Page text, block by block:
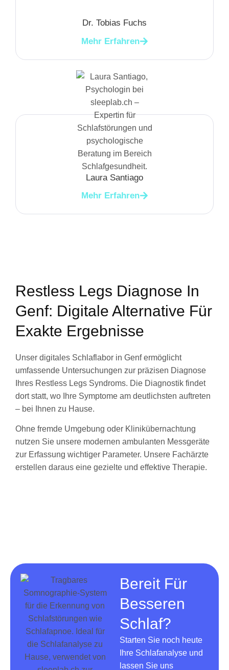
Dr. Tobias Fuchs
Mehr Erfahren
Laura Santiago
Mehr Erfahren
Restless Legs Diagnose In
Genf: Digitale Alternative Für
Exakte Ergebnisse
Unser digitales Schlaflabor in Genf ermöglicht
umfassende Untersuchungen zur präzisen Diagnose
Ihres Restless Legs Syndroms. Die Diagnostik findet
dort statt, wo Ihre Symptome am deutlichsten auftreten
– bei Ihnen zu Hause.
Ohne fremde Umgebung oder Klinikübernachtung
nutzen Sie unsere modernen ambulanten Messgeräte
zur Erfassung wichtiger Parameter. Unsere Fachärzte
erstellen daraus eine gezielte und effektive Therapie.
Bereit Für
Besseren
Schlaf?
Starten Sie noch heute
Ihre Schlafanalyse und
lassen Sie uns